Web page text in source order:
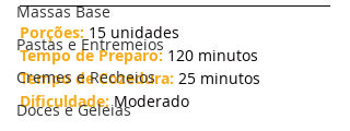
Massas Base
Pastas e Entremeios
Cremes e Recheios
Doces e Geleias
Porções: 15 unidades
Tempo de Preparo: 120 minutos
Tempo de Cozedura: 25 minutos
Dificuldade: Moderado